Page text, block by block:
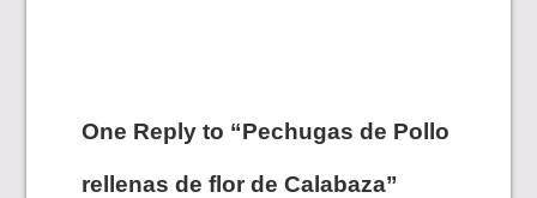
One Reply to “Pechugas de Pollo
rellenas de flor de Calabaza”